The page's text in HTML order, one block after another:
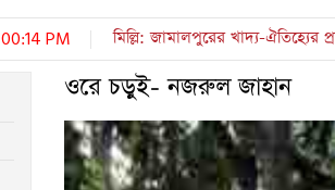
00:14 PM চারটি কবিতা । আব্দুল্লাহ্ জামিল
ওরে চড়ুই- নজরুল জাহান